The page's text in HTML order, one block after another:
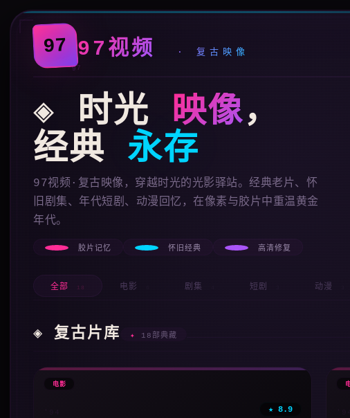
97 97视频 · 复古映像
◈ 时光 映像，
经典 永存
97视频·复古映像，穿越时光的光影驿站。经典老片、怀
旧剧集、年代短剧、动漫回忆，在像素与胶片中重温黄金
年代。
胶片记忆 怀旧经典 高清修复
全部 18 电影 剧集 短剧 动漫
◈ 复古片库 ✦ 18部典藏
电影
★ 8.9